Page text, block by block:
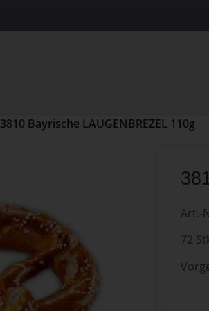
3810 Bayrische LAUGENBREZEL 110g
Art.-
72